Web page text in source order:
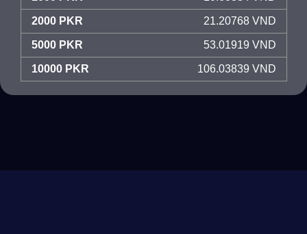
2000 PKR 21.20768 VND
5000 PKR 53.01919 VND
10000 PKR 106.03839 VND